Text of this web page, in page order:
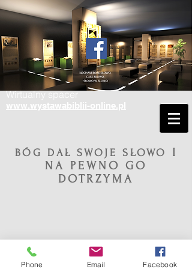
Wirtualny spacer
www.wystawabiblii-online.pl
BÓG DAŁ SWOJE SŁOWO I
NA PEWNO GO
DOTRZYMA
Phone Email Facebook